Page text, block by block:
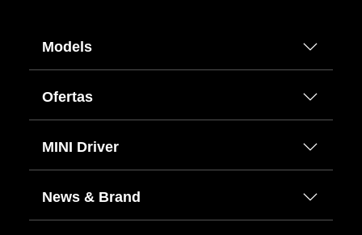
Models
Ofertas
MINI Driver
News & Brand